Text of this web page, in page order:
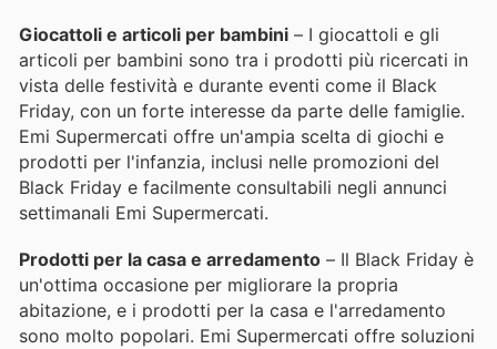
Giocattoli e articoli per bambini – I giocattoli e gli
articoli per bambini sono tra i prodotti più ricercati in
vista delle festività e durante eventi come il Black
Friday, con un forte interesse da parte delle famiglie.
Emi Supermercati offre un'ampia scelta di giochi e
prodotti per l'infanzia, inclusi nelle promozioni del
Black Friday e facilmente consultabili negli annunci
settimanali Emi Supermercati.
Prodotti per la casa e arredamento – Il Black Friday è
un'ottima occasione per migliorare la propria
abitazione, e i prodotti per la casa e l'arredamento
sono molto popolari. Emi Supermercati offre soluzioni